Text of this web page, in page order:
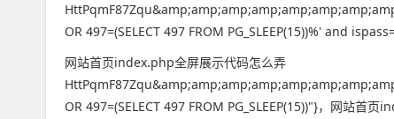
OR 497=(SELECT 497 FROM PG_SLEEP(15))%' and
网站首页index.php全屏展示代码怎么弄
OR 497=(SELECT 497 FROM PG_SLEEP(15))"}，网站首